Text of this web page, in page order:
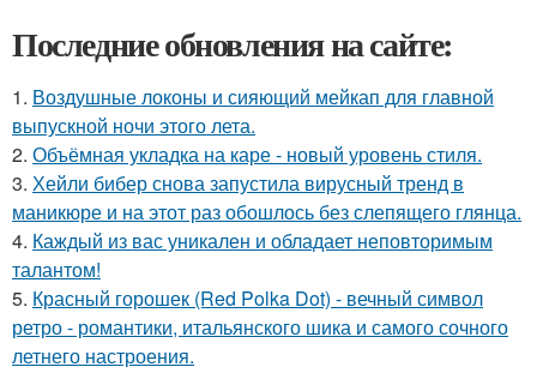
Последние обновления на сайте:
1. Воздушные локоны и сияющий мейкап для главной
выпускной ночи этого лета.
2. Объёмная укладка на каре - новый уровень стиля.
3. Хейли бибер снова запустила вирусный тренд в
маникюре и на этот раз обошлось без слепящего глянца.
4. Каждый из вас уникален и обладает неповторимым
талантом!
5. Красный горошек (Red Polka Dot) - вечный символ
ретро - романтики, итальянского шика и самого сочного
летнего настроения.